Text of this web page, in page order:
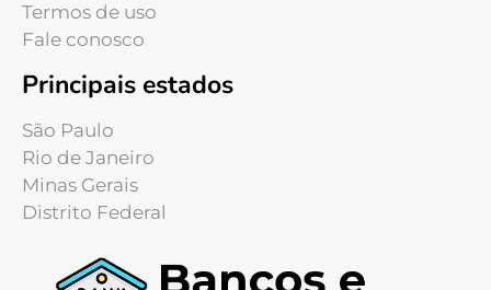
Termos de uso
Fale conosco
Principais estados
São Paulo
Rio de Janeiro
Minas Gerais
Distrito Federal